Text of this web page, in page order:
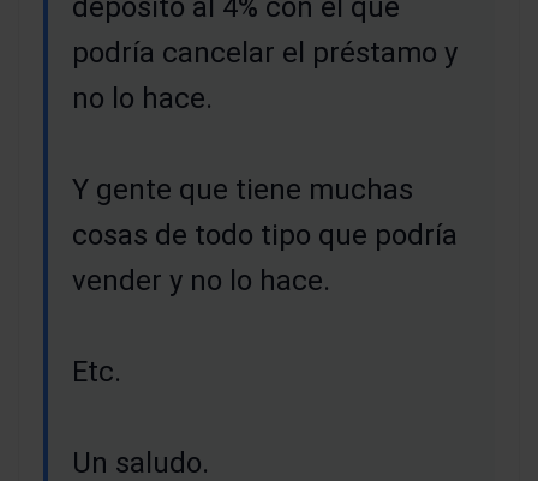
depósito al 4% con el que
podría cancelar el préstamo y
no lo hace.
Y gente que tiene muchas
cosas de todo tipo que podría
vender y no lo hace.
Etc.
Un saludo.